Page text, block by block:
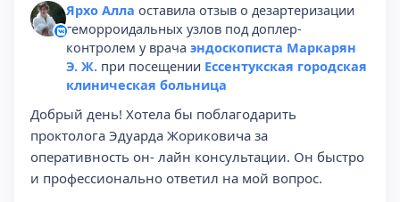
Ярхо Алла оставила отзыв о дезартеризации
геморроидальных узлов под доплер-
контролем у врача эндоскописта Маркарян
Э. Ж. при посещении Ессентукская городская
клиническая больница
Добрый день! Хотела бы поблагодарить
проктолога Эдуарда Жориковича за
оперативность он- лайн консультации. Он быстро
и профессионально ответил на мой вопрос.